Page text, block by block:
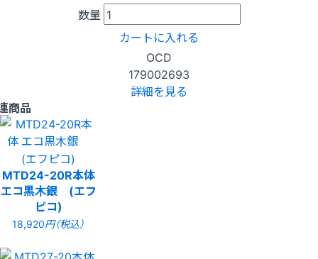
数量
カートに入れる
OCD
179002693
詳細を見る
商品
MTD24-20R本体
エコ黒木銀 (エフ
ピコ)
18,920円（税込）